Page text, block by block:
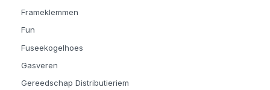
Frameklemmen
Fun
Fuseekogelhoes
Gasveren
Gereedschap Distributieriem